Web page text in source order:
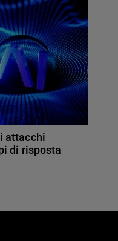
attacchi
di risposta